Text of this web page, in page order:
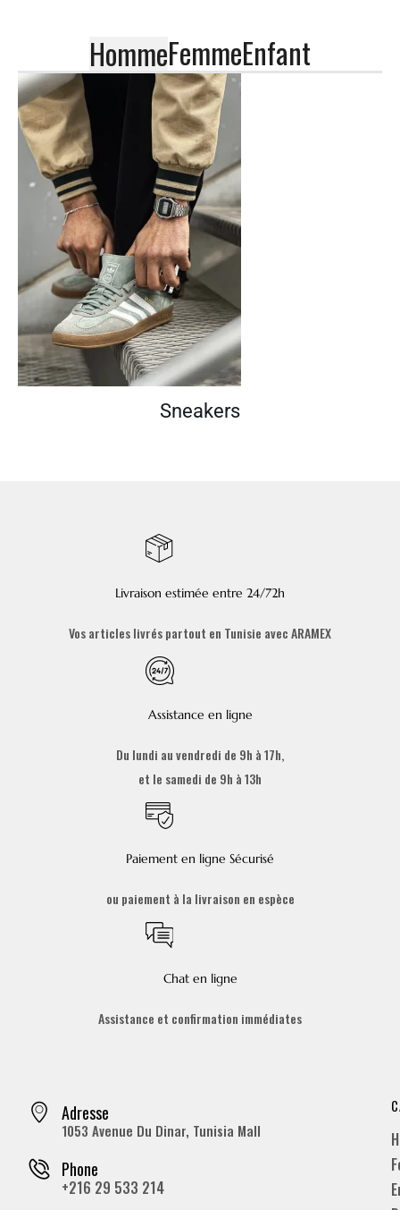
HommeFemmeEnfant
Sneakers
Livraison estimée entre 24/72h
Vos articles livrés partout en Tunisie avec ARAMEX
Assistance en ligne
Du lundi au vendredi de 9h à 17h,
et le samedi de 9h à 13h
Paiement en ligne Sécurisé
ou paiement à la livraison en espèce
Chat en ligne
Assistance et confirmation immédiates
Adresse
1053 Avenue Du Dinar, Tunisia Mall
Phone
+216 29 533 214